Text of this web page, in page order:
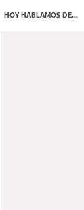
HOY HABLAMOS DE...